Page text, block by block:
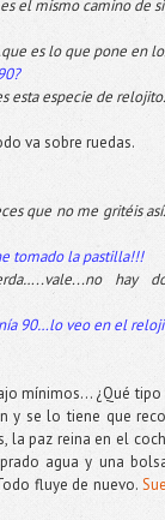
el mismo camino de
es lo que pone en
esta especie de
va sobre ruedas.
que no me gritéis
tomado la pastilla!!!
hay
90…lo veo en el
mínimos... ¿Qué
y se lo tiene que
la paz reina en el
agua y una
fluye de nuevo.